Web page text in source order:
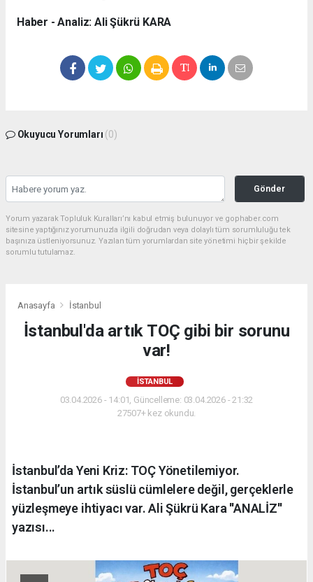
Haber - Analiz: Ali Şükrü KARA
Okuyucu Yorumları (0)
Gönder
Yorum yazarak Topluluk Kuralları’nı kabul etmiş bulunuyor ve gophaber.com
sitesine yaptığınız yorumunuzla ilgili doğrudan veya dolaylı tüm sorumluluğu tek
başınıza üstleniyorsunuz. Yazılan tüm yorumlardan site yönetimi hiçbir şekilde
sorumlu tutulamaz.
Anasayfa İstanbul
İstanbul'da artık TOÇ gibi bir sorunu
var!
İSTANBUL
03.04.2026 - 14:01, Güncelleme: 03.04.2026 - 21:32
27507+ kez okundu.
İstanbul’da Yeni Kriz: TOÇ Yönetilemiyor.
İstanbul’un artık süslü cümlelere değil, gerçeklerle
yüzleşmeye ihtiyacı var. Ali Şükrü Kara ''ANALİZ''
yazısı...